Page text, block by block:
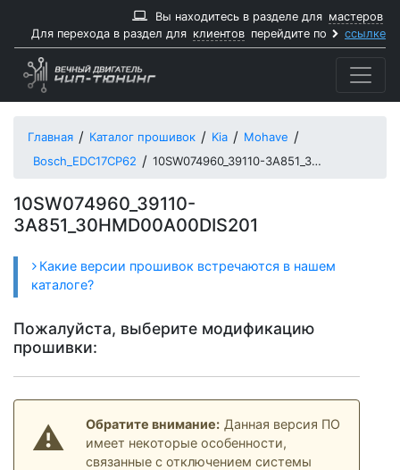
Вы находитесь в разделе для мастеров
Для перехода в раздел для клиентов перейдите по ссылке
Главная Каталог прошивок Kia
Mohave
Bosch_EDC17CP62
10SW074960_39110-3A851_30HMD00A00DIS201
10SW074960_39110-
3A851_30HMD00A00DIS201
Какие версии прошивок встречаются в нашем
каталоге?
Пожалуйста, выберите модификацию
прошивки:
⚠ Обратите внимание: Данная версия ПО
имеет некоторые особенности,
связанные с отключением системы